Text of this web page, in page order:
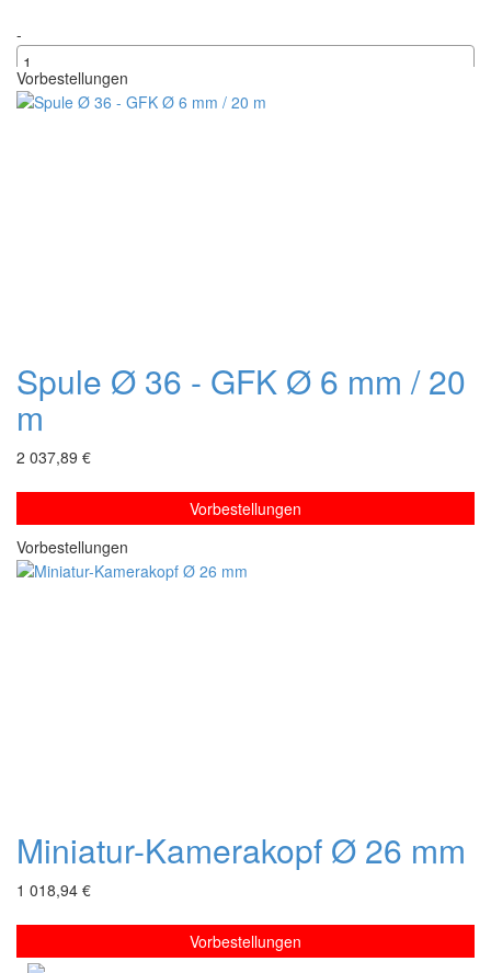
-
+
Vorbestellungen
Spule Ø 36 - GFK Ø 6 mm / 20
m
2 037,89 €
Vorbestellungen
Vorbestellungen
Miniatur-Kamerakopf Ø 26 mm
1 018,94 €
Vorbestellungen